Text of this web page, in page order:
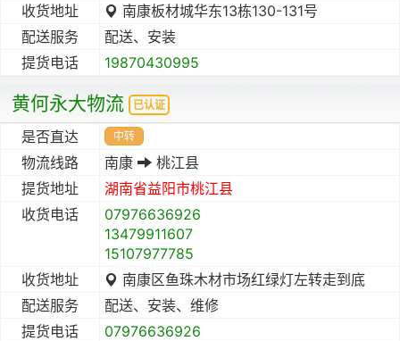
收货地址
南康板材城华东13栋130-131号
配送服务
配送、安装
提货电话
19870430995
黄何永大物流 已认证
是否直达 中转
物流线路 南康
桃江县
提货地址
湖南省益阳市桃江县
收货电话
07976636926
13479911607
15107977785
收货地址
南康区鱼珠木材市场红绿灯左转走到底
配送服务
配送、安装、维修
提货电话
07976636926